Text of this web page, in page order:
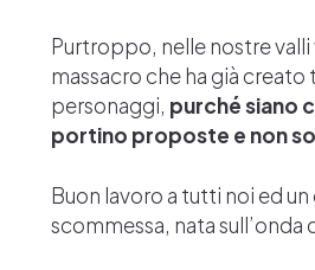
Purtroppo, nelle nostre valli
massacro che ha già
personaggi, purché siano
portino proposte e non
Buon lavoro a tutti noi ed
scommessa, nata